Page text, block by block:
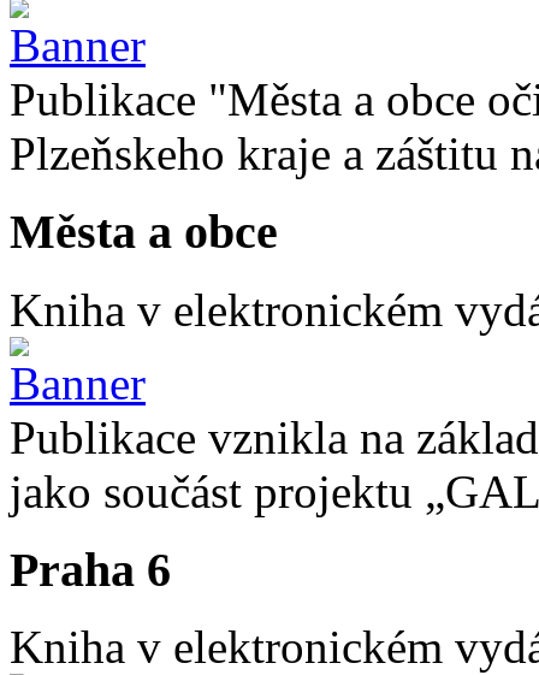
Publikace "Města a obce
Plzeňskeho kraje a záštitu
Města a obce
Kniha v elektronickém
Publikace vznikla na
jako součást projektu
Praha 6
Kniha v elektronickém